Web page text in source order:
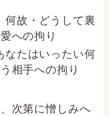
何故・どうして裏
への拘り
なたはいったい何
相手への拘り
次第に憎しみへ